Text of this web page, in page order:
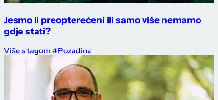
Jesmo li preopterećeni ili samo više nemamo
gdje stati?
Više s tagom #Pozadina